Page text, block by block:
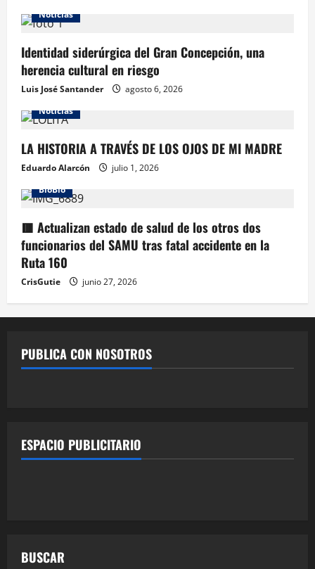
Noticias
Identidad siderúrgica del Gran Concepción, una
herencia cultural en riesgo
Luis José Santander
agosto 6, 2026
Noticias
LA HISTORIA A TRAVÉS DE LOS OJOS DE MI MADRE
Eduardo Alarcón
julio 1, 2026
BioBio
🟥 Actualizan estado de salud de los otros dos
funcionarios del SAMU tras fatal accidente en la
Ruta 160
CrisGutie junio 27, 2026
PUBLICA CON NOSOTROS
ESPACIO PUBLICITARIO
BUSCAR